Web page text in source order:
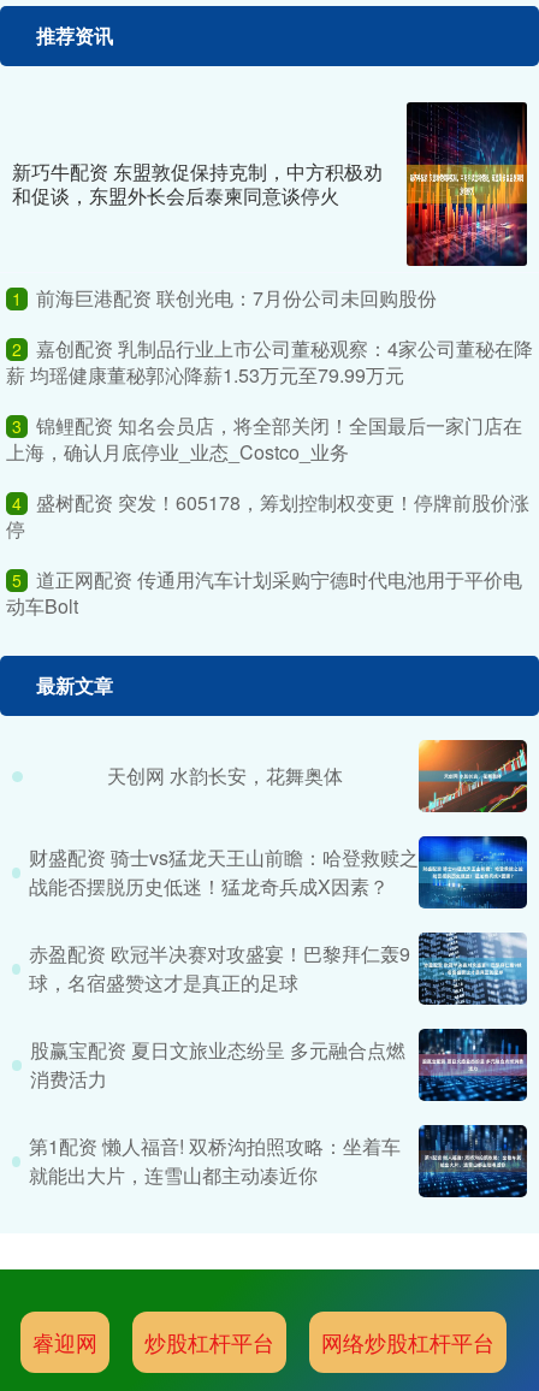
推荐资讯
新巧牛配资 东盟敦促保持克制，中方积极劝
和促谈，东盟外长会后泰柬同意谈停火
1 前海巨港配资 联创光电：7月份公司未回购股份
2
嘉创配资 乳制品行业上市公司董秘观察：4家公司董秘在降
薪 均瑶健康董秘郭沁降薪1.53万元至79.99万元
3
锦鲤配资 知名会员店，将全部关闭！全国最后一家门店在
上海，确认月底停业_业态_Costco_业务
4
盛树配资 突发！605178，筹划控制权变更！停牌前股价涨
停
5 道正网配资 传通用汽车计划采购宁德时代电池用于平价电
动车Bolt
最新文章
天创网 水韵长安，花舞奥体
财盛配资 骑士vs猛龙天王山前瞻：哈登救赎之
战能否摆脱历史低迷！猛龙奇兵成X因素？
赤盈配资 欧冠半决赛对攻盛宴！巴黎拜仁轰9
球，名宿盛赞这才是真正的足球
股赢宝配资 夏日文旅业态纷呈 多元融合点燃
消费活力
第1配资 懒人福音! 双桥沟拍照攻略：坐着车
就能出大片，连雪山都主动凑近你
睿迎网 炒股杠杆平台 网络炒股杠杆平台